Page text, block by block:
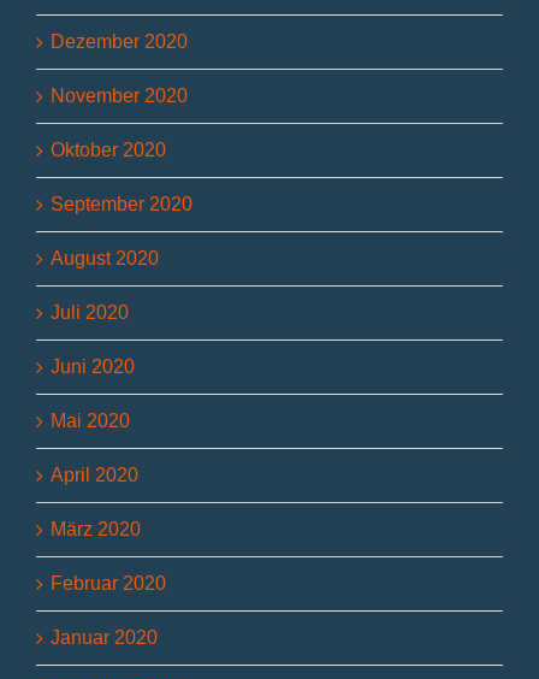
Dezember 2020
November 2020
Oktober 2020
September 2020
August 2020
Juli 2020
Juni 2020
Mai 2020
April 2020
März 2020
Februar 2020
Januar 2020